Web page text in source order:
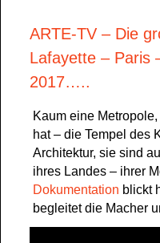
ARTE-TV – Die
Lafayette – Paris
2017…..
Kaum eine
hat – die Tempel des
Architektur, sie sind
ihres Landes – ihrer
Dokumentation blickt
begleitet die Macher